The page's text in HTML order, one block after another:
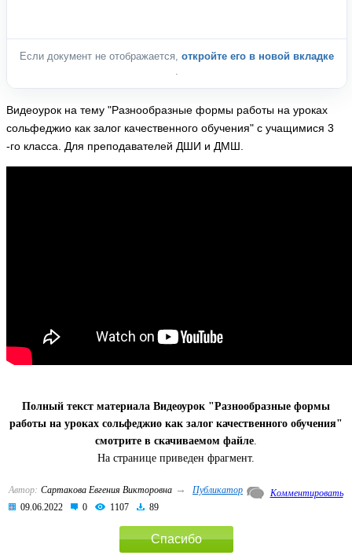
Если документ не отображается, откройте его в новой вкладке
Видеоурок на тему "Разнообразные формы работы на уроках
сольфеджио как залог качественного обучения" с учащимися 3
-го класса. Для преподавателей ДШИ и ДМШ.
Полный текст материала Видеоурок "Разнообразные формы
работы на уроках сольфеджио как залог качественного обучения"
смотрите в скачиваемом файле.
На странице приведен фрагмент.
Автор: Сартакова Евгения Викторовна →
Публикатор
09.06.2022
0 1107 89
Комментировать
Спасибо